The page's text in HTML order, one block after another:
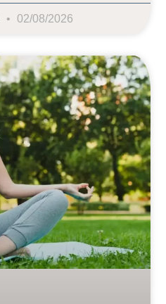
02/08/2026